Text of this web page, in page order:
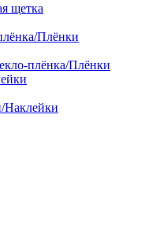
щетка
Плёнки
плёнка/Плёнки
Наклейки